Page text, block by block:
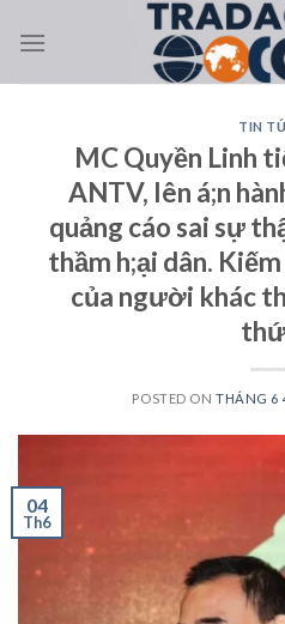
TIN
MC Quyền Linh
ANTV, lên á;n
quảng cáo sai sự
thầm h;ại dân.
của người khác
POSTED ONTHÁNG 6
04
Th6